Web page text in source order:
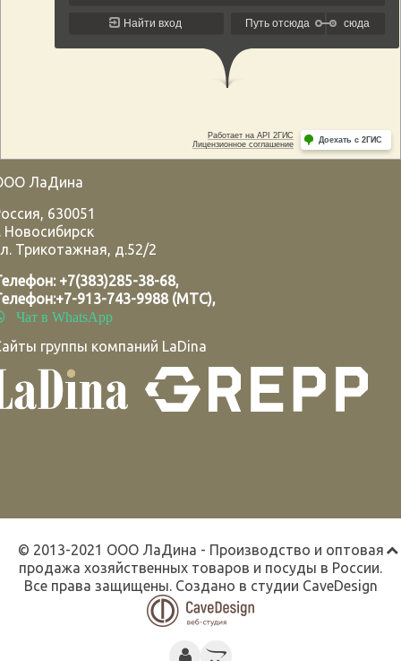
ЛаДина
, 630051
Новосибирск
Трикотажная, д.52/2
+7(383)285-38-68,
+7-913-743-9988 (МТС),
Чат в WhatsApp
группы компаний LaDina
© 2013-2021 ООО ЛаДина - Производство и оптовая
продажа хозяйственных товаров и посуды в России.
Все права защищены. Создано в студии CaveDesign